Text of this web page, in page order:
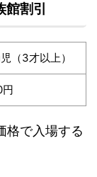
割引
（3才以上）
格で入場する